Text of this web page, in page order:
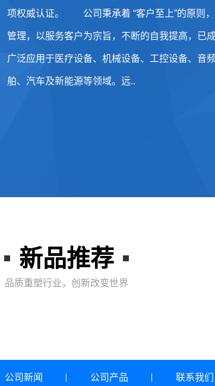
项权威认证。 公司秉承着 “客户至上”的原则
管理，以服务客户为宗旨，不断的自我提高，
广泛应用于医疗设备、机械设备、工控设备、音
舶、汽车及新能源等领域。远..
新品推荐
品质重塑行业，创新改变世界
公司新闻 公司产品 联系我们